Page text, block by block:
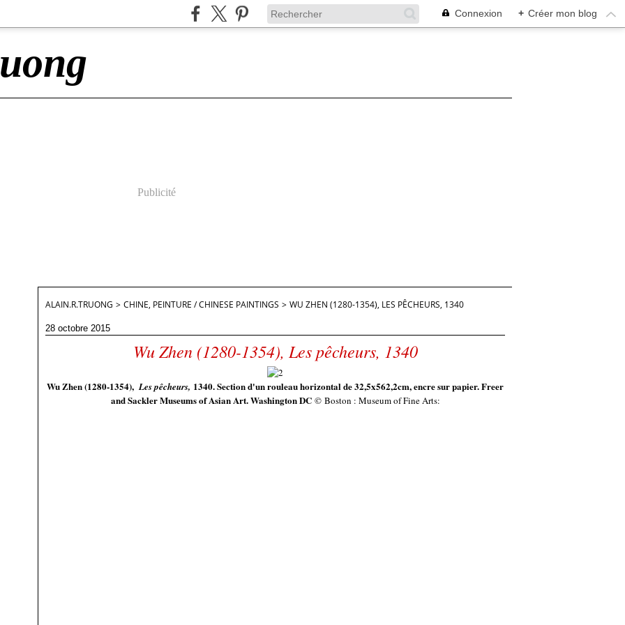
Connexion + Créer mon blog
Publicité
ALAIN.R.TRUONG > CHINE, PEINTURE / CHINESE PAINTINGS > WU ZHEN (1280-1354), LES PÊCHEURS, 1340
28 octobre 2015
Wu Zhen (1280-1354), Les pêcheurs, 1340
Wu Zhen (1280-1354),Les pêcheurs, 1340. Section d'un rouleau horizontal de 32,5x562,2cm, encre sur papier. Freer
and Sackler Museums of Asian Art. Washington DC © Boston : Museum of Fine Arts: